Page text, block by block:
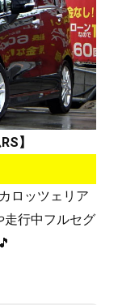
】
ロッツェリア
行中フルセグ